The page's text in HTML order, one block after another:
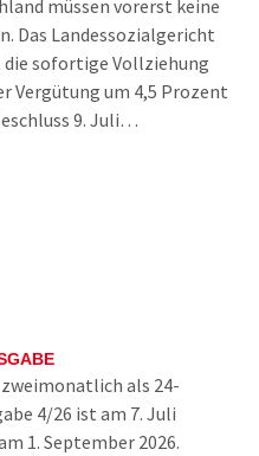
müssen vorerst keine
Das Landessozialgericht
sofortige Vollziehung
Vergütung um 4,5 Prozent
9. Juli…
zweimonatlich als 24-
4/26 ist am 7. Juli
1. September 2026.